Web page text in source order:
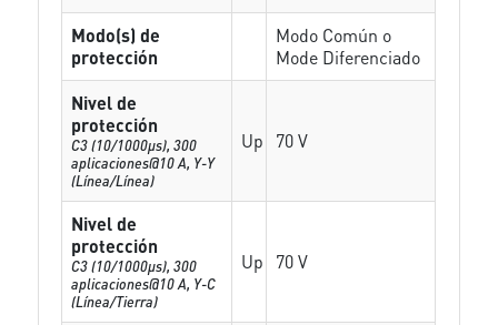
Modo(s) de
protección
Modo Común o
Mode Diferenciado
Nivel de
protección
C3 (10/1000μs), 300
aplicaciones@10 A, Y-Y
(Línea/Línea)
Up 70 V
Nivel de
protección
C3 (10/1000μs), 300
aplicaciones@10 A, Y-C
(Línea/Tierra)
Up 70 V